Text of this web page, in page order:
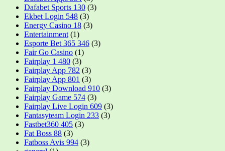
Dafabet Sports 130 (3)
Ekbet Login 548 (3)
Energy Casino 18 (3)
Entertainment (1)
Esporte Bet 365 346 (3)
Fair Go Casino (1)
Fairplay 1 480 (3)
Fairplay App 782 (3)
Fairplay App 801 (3)
Fairplay Download 910 (3)
Fairplay Game 574 (3)
Fairplay Live Login 609 (3)
Fantasyteam Login 233 (3)
Fastbet360 405 (3)
Fat Boss 88 (3)
Fatboss Avis 994 (3)